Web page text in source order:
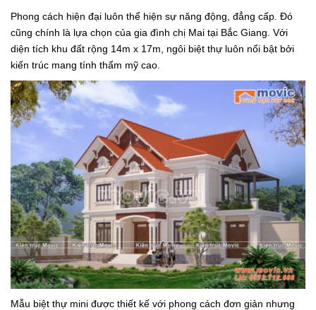
Phong cách hiện đại luôn thể hiện sự năng động, đẳng cấp. Đó
cũng chính là lựa chọn của gia đình chị Mai tại Bắc Giang. Với
diện tích khu đất rộng 14m x 17m, ngôi biệt thự luôn nổi bật bởi
kiến trúc mang tính thẩm mỹ cao.
Mẫu biệt thự mini được thiết kế với phong cách đơn giản nhưng